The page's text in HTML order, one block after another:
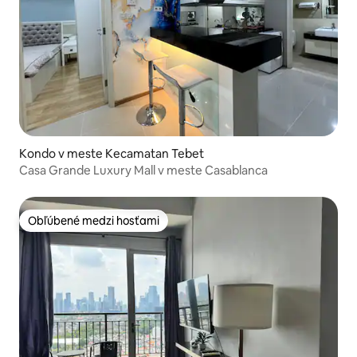
Kondo v meste Kecamatan Tebet
Casa Grande Luxury Mall v meste Casablanca
Obľúbené medzi hosťami
Obľúbené medzi hosťami